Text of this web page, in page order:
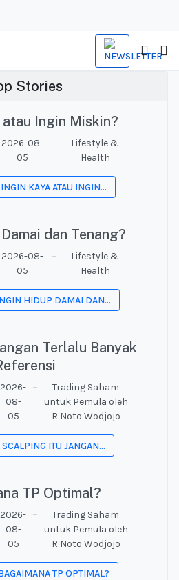
Stories
Ingin Miskin?
2026-08-
05
Lifestyle &
Health
KAYA ATAU INGIN...
dan Tenang?
2026-08-
05
Lifestyle &
Health
HIDUP DAMAI DAN...
Terlalu Banyak
2026-
08-
05
Trading Saham
untuk Pemula oleh
R Noto Wodjojo
ITU JANGAN...
TP Optimal?
2026-
08-
05
Trading Saham
untuk Pemula oleh
R Noto Wodjojo
TP OPTIMAL?